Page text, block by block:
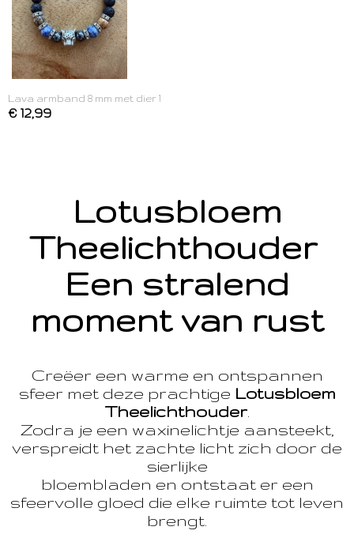
Lava armband 8 mm met dier 1
€ 12,99
Lotusbloem
Theelichthouder
Een stralend
moment van rust
Creëer een warme en ontspannen
sfeer met deze prachtige Lotusbloem
Theelichthouder.
Zodra je een waxinelichtje aansteekt,
verspreidt het zachte licht zich door de
sierlijke
bloembladen en ontstaat er een
sfeervolle gloed die elke ruimte tot leven
brengt.